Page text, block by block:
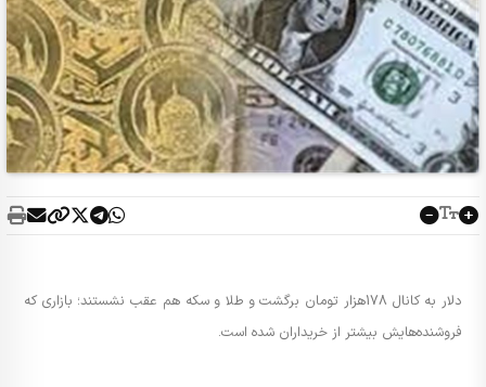
دلار به کانال 178هزار تومان برگشت و طلا و سکه هم عقب نشستند؛ بازاری که
فروشنده‌هایش بیشتر از خریداران شده است.